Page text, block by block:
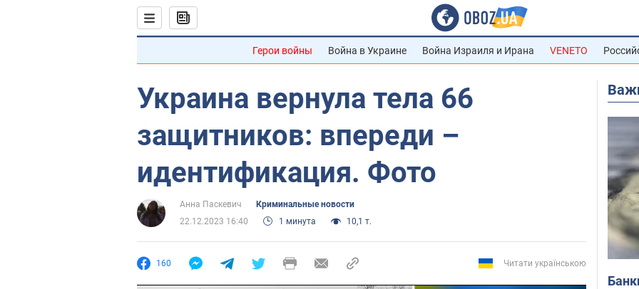
Герои войны Война в Украине Война Израиля и Ирана VENETO
Украина вернула тела 66
защитников: впереди –
идентификация. Фото
Анна Паскевич
Криминальные новости
22.12.2023 16:40
1 минута 10,1 т.
160 Читати українською